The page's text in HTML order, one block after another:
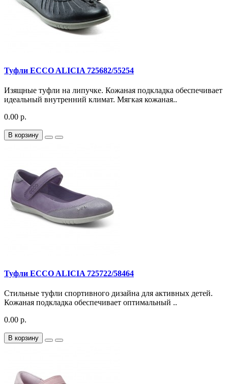
Туфли ECCO ALICIA 725682/55254
Изящные туфли на липучке. Кожаная подкладка обеспечивает
идеальный внутренний климат. Мягкая кожаная..
0.00 р.
В корзину
Туфли ECCO ALICIA 725722/58464
Стильные туфли спортивного дизайна для активных детей.
Кожаная подкладка обеспечивает оптимальный ..
0.00 р.
В корзину